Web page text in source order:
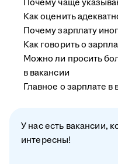
Почему чаще
Как оценить
Почему зарплату
Как говорить о
Можно ли просить
в вакансии
Главное о зарплате в
У нас есть вакансии,
интересны!